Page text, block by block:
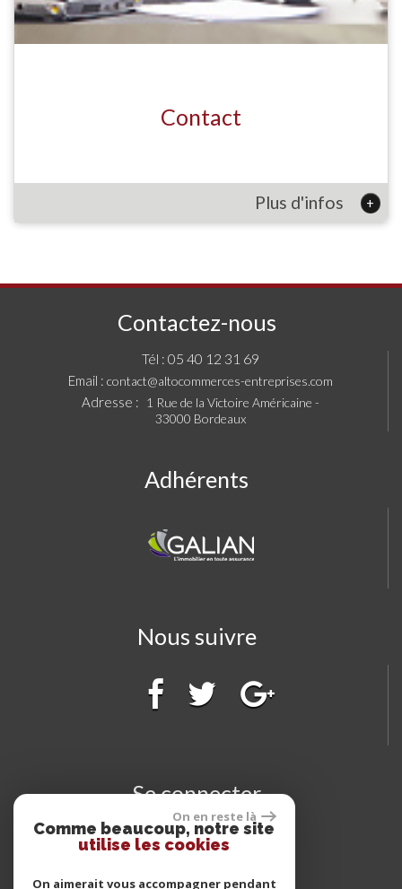
Contact
Plus d'infos +
Contactez-nous
Tél : 05 40 12 31 69
Email : contact@altocommerces-entreprises.com
Adresse : 1 Rue de la Victoire Américaine -
33000 Bordeaux
Adhérents
Nous suivre
Se connecter
On en reste là
Comme beaucoup, notre site
utilise les cookies
On aimerait vous accompagner pendant